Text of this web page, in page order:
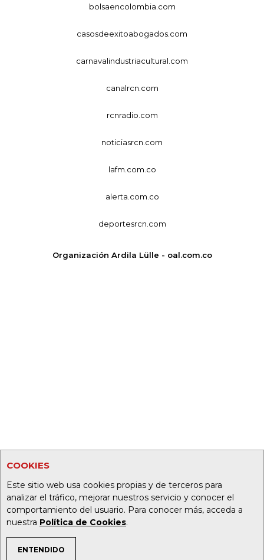
COOKIES
Este sitio web usa cookies propias y de terceros para
analizar el tráfico, mejorar nuestros servicio y conocer el
comportamiento del usuario. Para conocer más, acceda a
nuestra Política de Cookies.
ENTENDIDO
bolsaencolombia.com
casosdeexitoabogados.com
carnavalindustriacultural.com
canalrcn.com
rcnradio.com
noticiasrcn.com
lafm.com.co
alerta.com.co
deportesrcn.com
Organización Ardila Lülle - oal.com.co